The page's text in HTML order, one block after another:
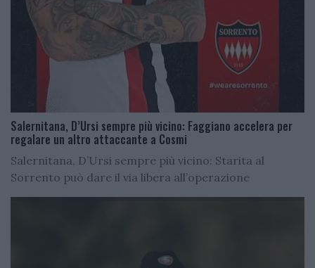
Salernitana, D’Ursi sempre più vicino: Faggiano accelera per
regalare un altro attaccante a Cosmi
Salernitana, D’Ursi sempre più vicino: Starita al
Sorrento può dare il via libera all’operazione